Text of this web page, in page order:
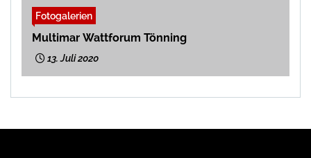
Fotogalerien
Multimar Wattforum Tönning
13. Juli 2020